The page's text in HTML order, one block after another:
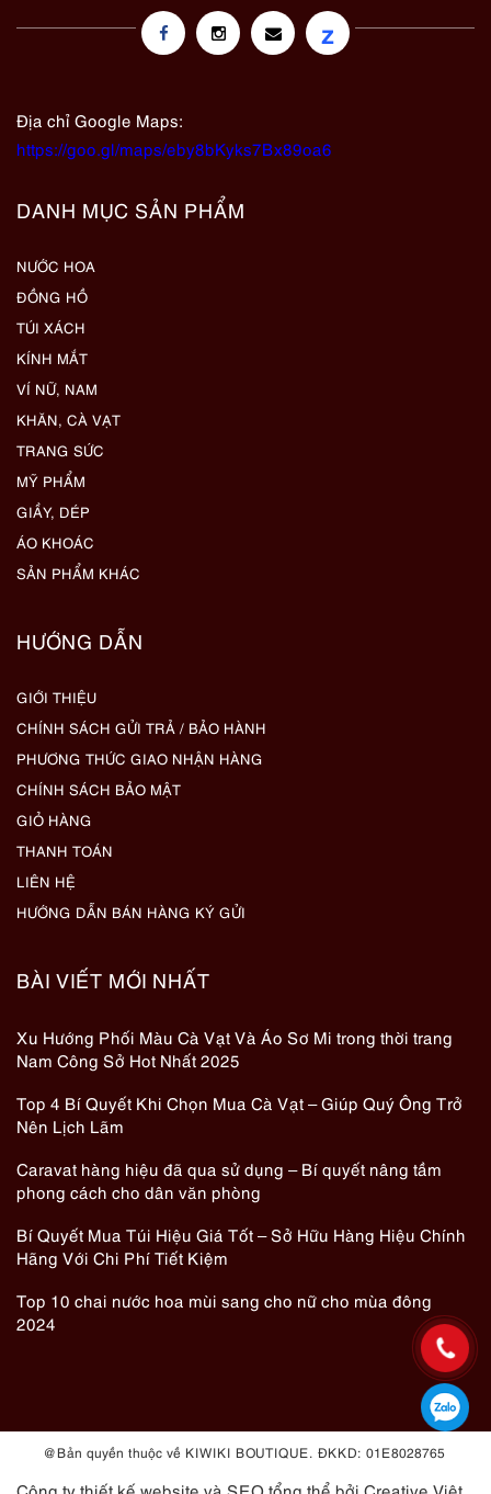
z
Địa chỉ Google Maps:
https://goo.gl/maps/eby8bKyks7Bx89oa6
DANH MỤC SẢN PHẨM
NƯỚC HOA
ĐỒNG HỒ
TÚI XÁCH
KÍNH MẮT
VÍ NỮ, NAM
KHĂN, CÀ VẠT
TRANG SỨC
MỸ PHẨM
GIẦY, DÉP
ÁO KHOÁC
SẢN PHẨM KHÁC
HƯỚNG DẪN
GIỚI THIỆU
CHÍNH SÁCH GỬI TRẢ / BẢO HÀNH
PHƯƠNG THỨC GIAO NHẬN HÀNG
CHÍNH SÁCH BẢO MẬT
GIỎ HÀNG
THANH TOÁN
LIÊN HỆ
HƯỚNG DẪN BÁN HÀNG KÝ GỬI
BÀI VIẾT MỚI NHẤT
Xu Hướng Phối Màu Cà Vạt Và Áo Sơ Mi trong thời trang
Nam Công Sở Hot Nhất 2025
Top 4 Bí Quyết Khi Chọn Mua Cà Vạt – Giúp Quý Ông Trở
Nên Lịch Lãm
Caravat hàng hiệu đã qua sử dụng – Bí quyết nâng tầm
phong cách cho dân văn phòng
Bí Quyết Mua Túi Hiệu Giá Tốt – Sở Hữu Hàng Hiệu Chính
Hãng Với Chi Phí Tiết Kiệm
Top 10 chai nước hoa mùi sang cho nữ cho mùa đông
2024
@ Bản quyền thuộc về KIWIKI BOUTIQUE. ĐKKD: 01E8028765